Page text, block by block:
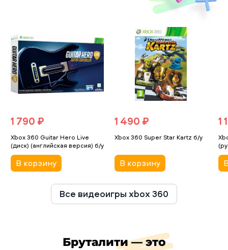
1 790 ₽
Xbox 360 Guitar Hero Live
(диск) (английская версия) б/у
В корзину
1 490 ₽
Xbox 360 Super Star Kartz б/у
В корзину
1
Все видеоигры xbox 360
Бруталити — это